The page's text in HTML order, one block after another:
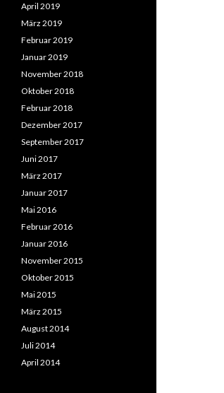
April 2019
März 2019
Februar 2019
Januar 2019
November 2018
Oktober 2018
Februar 2018
Dezember 2017
September 2017
Juni 2017
März 2017
Januar 2017
Mai 2016
Februar 2016
Januar 2016
November 2015
Oktober 2015
Mai 2015
März 2015
August 2014
Juli 2014
April 2014